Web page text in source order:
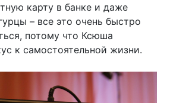
карту в банке и даже
– все это очень быстро
потому что Ксюша
к самостоятельной жизни.